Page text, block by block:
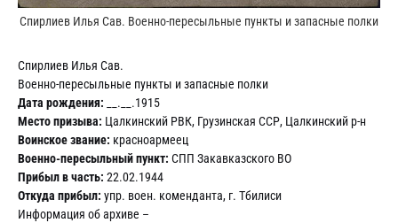
Спирлиев Илья Сав. Военно-пересыльные пункты и запасные полки
Спирлиев Илья Сав.
Военно-пересыльные пункты и запасные полки
Дата рождения: __.__.1915
Место призыва: Цалкинский РВК, Грузинская ССР, Цалкинский р-н
Воинское звание: красноармеец
Военно-пересыльный пункт: СПП Закавказского ВО
Прибыл в часть: 22.02.1944
Откуда прибыл: упр. воен. коменданта, г. Тбилиси
Информация об архиве –